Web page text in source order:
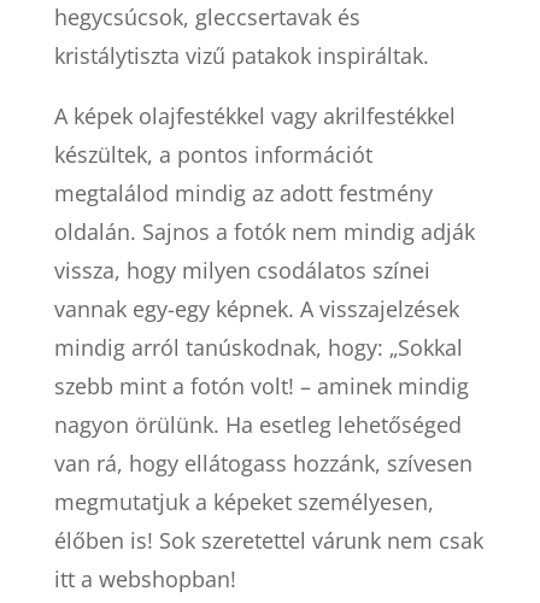
hegycsúcsok, gleccsertavak és
kristálytiszta vizű patakok inspiráltak.
A képek olajfestékkel vagy akrilfestékkel
készültek, a pontos információt
megtalálod mindig az adott festmény
oldalán. Sajnos a fotók nem mindig adják
vissza, hogy milyen csodálatos színei
vannak egy-egy képnek. A visszajelzések
mindig arról tanúskodnak, hogy: „Sokkal
szebb mint a fotón volt! – aminek mindig
nagyon örülünk. Ha esetleg lehetőséged
van rá, hogy ellátogass hozzánk, szívesen
megmutatjuk a képeket személyesen,
élőben is! Sok szeretettel várunk nem csak
itt a webshopban!